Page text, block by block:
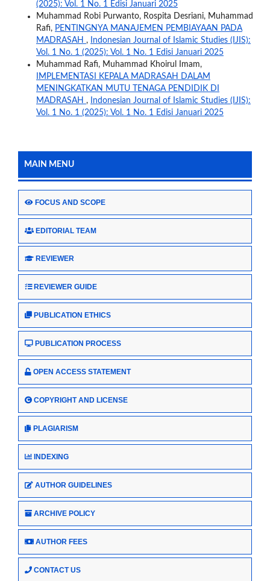
(2025): Vol. 1 No. 1 Edisi Januari 2025
Muhammad Robi Purwanto, Rospita Desriani, Muhammad
Rafi, PENTINGNYA MANAJEMEN PEMBIAYAAN PADA
MADRASAH ,
Indonesian Journal of Islamic Studies (IJIS):
Vol. 1 No. 1 (2025): Vol. 1 No. 1 Edisi Januari 2025
Muhammad Rafi, Muhammad Khoirul Imam,
IMPLEMENTASI KEPALA MADRASAH DALAM
MENINGKATKAN MUTU TENAGA PENDIDIK DI
MADRASAH ,
Indonesian Journal of Islamic Studies (IJIS):
Vol. 1 No. 1 (2025): Vol. 1 No. 1 Edisi Januari 2025
MAIN MENU
FOCUS AND SCOPE
EDITORIAL TEAM
REVIEWER
REVIEWER GUIDE
PUBLICATION ETHICS
PUBLICATION PROCESS
OPEN ACCESS STATEMENT
COPYRIGHT AND LICENSE
PLAGIARISM
INDEXING
AUTHOR GUIDELINES
ARCHIVE POLICY
AUTHOR FEES
CONTACT US